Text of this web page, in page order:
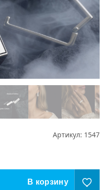
Артикул: 1547
В корзину